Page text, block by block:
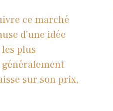
ce marché
d’une idée
plus
sur son prix,